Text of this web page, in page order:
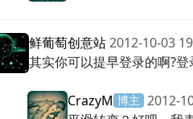
鲜葡萄创意站2012-10-03
其实你可以提早登录的啊?
CrazyM 博主 2012-